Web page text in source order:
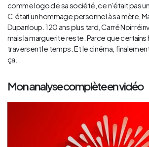
comme logo de sa société, ce n’était pas
C’était un hommage personnel à sa mère,
Dupanloup. 120 ans plus tard, Carré Noir
mais la marguerite reste. Parce que
traversent le temps. Et le cinéma,
ça.
Mon analyse complète en vidéo